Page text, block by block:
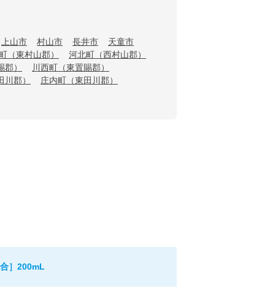
上山市 村山市 長井市
天童市
（東村山郡）
河北町（西村山郡）
）
川西町（東置賜郡）
郡）
庄内町（東田川郡）
］200mL